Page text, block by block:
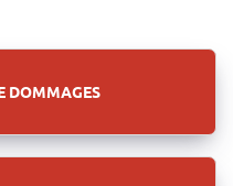
DOMMAGES